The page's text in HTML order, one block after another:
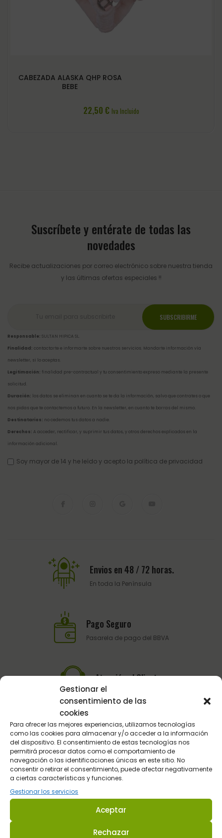
Gestionar el
consentimiento de las
cookies
Para ofrecer las mejores experiencias, utilizamos tecnologías
como las cookies para almacenar y/o acceder a la información
del dispositivo. El consentimiento de estas tecnologías nos
permitirá procesar datos como el comportamiento de
navegación o las identificaciones únicas en este sitio. No
consentir o retirar el consentimiento, puede afectar negativamente
a ciertas características y funciones.
Gestionar los servicios
Aceptar
Rechazar
CABEZADA ALASKA QHP ROSA
BEBE
22,50 € Iva Incluido
Suscríbete y entérate de todas las
novedades
Recibe actualizaciones por correo electrónico sobre nuestra tienda
y las últimas ofertas especiales !!
Responsable: SULTAN HIPICA SL.
Finalidad: contactarte e informarte sobre nuestros servicios. Mandarte información vía
newsletter, si lo aceptas.
Legitimación: finalidad pre-contractual y tu consentimiento expreso mediante la presente
solicitud.
Duración: los datos se eliminan en cuanto se te da la información, salvo que contrates o que
nos pidas que te contactemos a futuro. En la newsletter, en cuanto te borras del mismo.
Destinatarios: no cedemos tus datos a nadie.
Derechos: A acceder, rectificar, y suprimir tus datos, y otros derechos explicados en la
información adicional
Soy mayor de 14 y he leído y acepto la política de privacidad
Envios en 48 / 72 horas.
En toda la Península
Pago Seguro
Pasarela de pago del BBVA
Atención al Cliente
Telefónica y por email
Sultán Hípica proporciona la información y los productos
específicos para que cada caballo tenga lo que realmente
necesita en cada circunstancia.
Dirección: C/ Guadalhorce 3 - Pol. Ind. La Trocha 29100 Coín -